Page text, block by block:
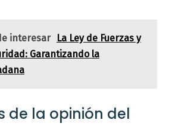
interesar
La Ley de Fuerzas y
Garantizando la
de la opinión del